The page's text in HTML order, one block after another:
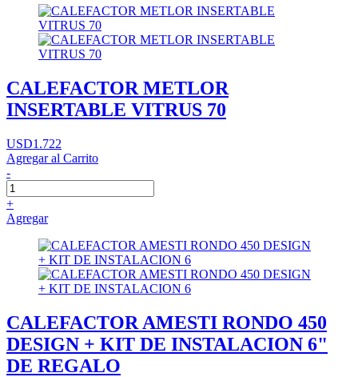
CALEFACTOR METLOR
INSERTABLE VITRUS 70
USD1.722
Agregar al Carrito
-
+
Agregar
CALEFACTOR AMESTI RONDO 450
DESIGN + KIT DE INSTALACION 6"
DE REGALO